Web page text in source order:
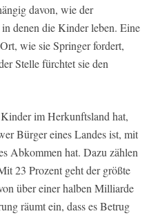
davon, wie der
denen die Kinder leben. Eine
wie sie Springer fordert,
Stelle fürchtet sie den
im Herkunftsland hat,
Bürger eines Landes ist, mit
Abkommen hat. Dazu zählen
23 Prozent geht der größte
über einer halben Milliarde
räumt ein, dass es Betrug